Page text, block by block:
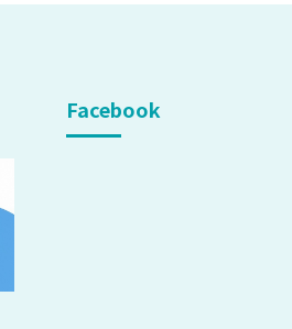
Facebook